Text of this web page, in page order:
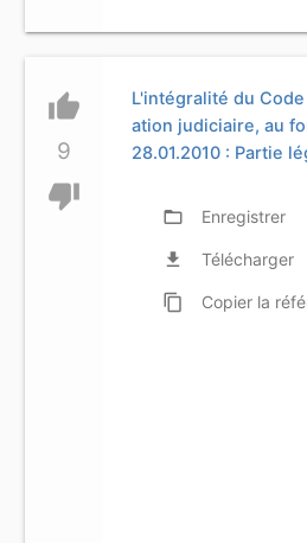
thumb_up
9
thumb_down
L'intégralité du
ation judiciaire, au
28.01.2010 : Partie
folder_open Enregistrer
file_download Télécharger
content_copy Copier la